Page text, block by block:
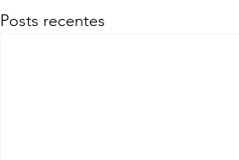
Posts recentes